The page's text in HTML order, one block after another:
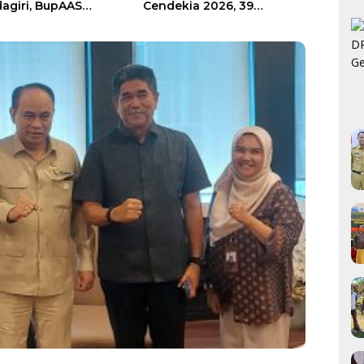
Cendekia 2026, 39
Berprestasi, BERAMAL Cup